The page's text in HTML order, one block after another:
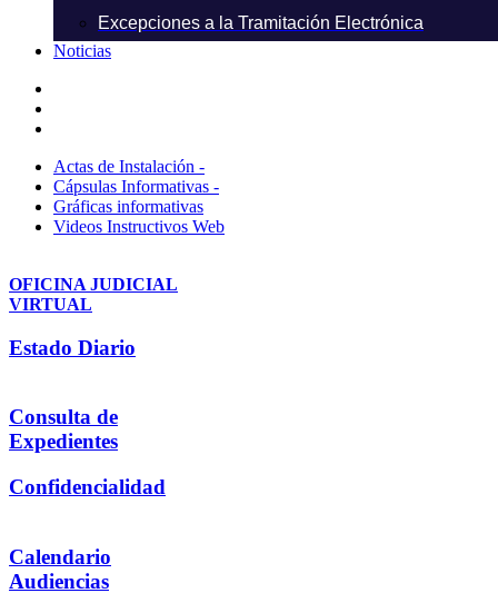
Excepciones a la Tramitación Electrónica
Noticias
Actas de Instalación -
Cápsulas Informativas -
Gráficas informativas
Videos Instructivos Web
OFICINA JUDICIAL
VIRTUAL
Estado Diario
Consulta de
Expedientes
Confidencialidad
Calendario
Audiencias